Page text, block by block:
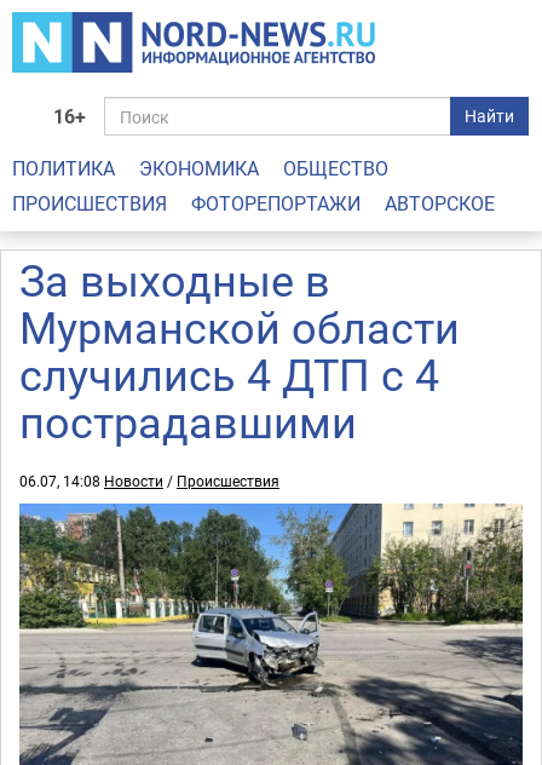
16+ Найти
ПОЛИТИКА ЭКОНОМИКА
ОБЩЕСТВО
ПРОИСШЕСТВИЯ
ФОТОРЕПОРТАЖИ АВТОРСКОЕ
За выходные в
Мурманской области
случились 4 ДТП с 4
пострадавшими
06.07, 14:08 Новости / Происшествия